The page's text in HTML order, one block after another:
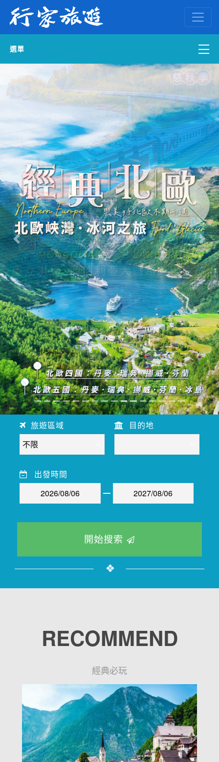
選單
國內外訂房
自組一團
中南部出發
國內旅遊
ENGLISH WEB
往前 往後
旅遊區域 目的地
出發時間
開始搜索
RECOMMEND
經典必玩